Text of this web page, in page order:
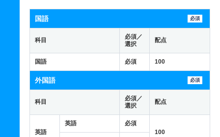
国語 必須
科目
必須／
選択
配点
国語 必須 100
外国語 必須
科目
必須／
選択
配点
英語
英語
必須
100